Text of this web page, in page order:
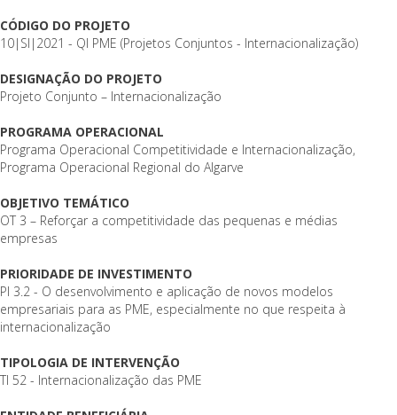
CÓDIGO DO PROJETO
10|SI|2021 - QI PME (Projetos Conjuntos - Internacionalização)
DESIGNAÇÃO DO PROJETO
Projeto Conjunto – Internacionalização
PROGRAMA OPERACIONAL
Programa Operacional Competitividade e Internacionalização,
Programa Operacional Regional do Algarve
OBJETIVO TEMÁTICO
OT 3 – Reforçar a competitividade das pequenas e médias
empresas
PRIORIDADE DE INVESTIMENTO
PI 3.2 - O desenvolvimento e aplicação de novos modelos
empresariais para as PME, especialmente no que respeita à
internacionalização
TIPOLOGIA DE INTERVENÇÃO
TI 52 - Internacionalização das PME